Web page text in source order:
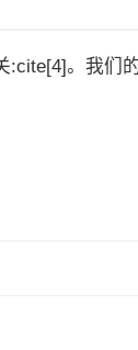
:cite[4]。我们